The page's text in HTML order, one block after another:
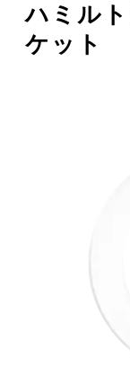
ハミル
ケット